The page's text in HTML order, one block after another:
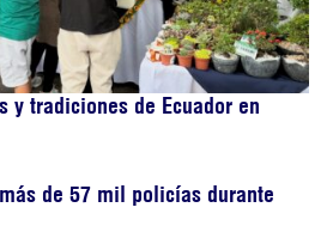
y tradiciones de Ecuador en
de 57 mil policías durante